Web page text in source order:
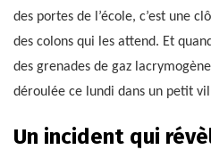
des portes de l’école, c’est une
des colons qui les attend. Et
des grenades de gaz
déroulée ce lundi dans un petit
Un incident qui